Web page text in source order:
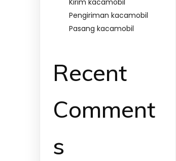
Pengiriman kacamobil
Pasang kacamobil
Recent
Comment
s